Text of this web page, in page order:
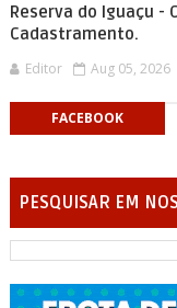
Reserva do Iguaçu -
Cadastramento.
Editor Aug 05, 2026
FACEBOOK
PESQUISAR EM